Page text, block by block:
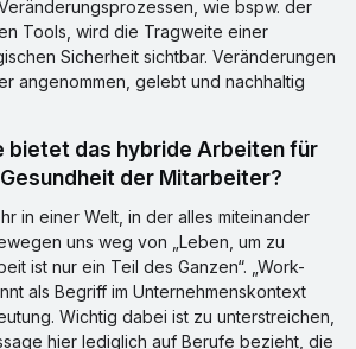
wie bspw. der
Tools, wird die Tragweite einer
Sicherheit sichtbar. Veränderungen
angenommen, gelebt und nachhaltig
der Mitarbeiter?
in einer Welt, in der alles miteinander
uns weg von „Leben, um zu
ist nur ein Teil des Ganzen“. „Work-
als Begriff im Unternehmenskontext
Wichtig dabei ist zu unterstreichen,
hier lediglich auf Berufe bezieht, die